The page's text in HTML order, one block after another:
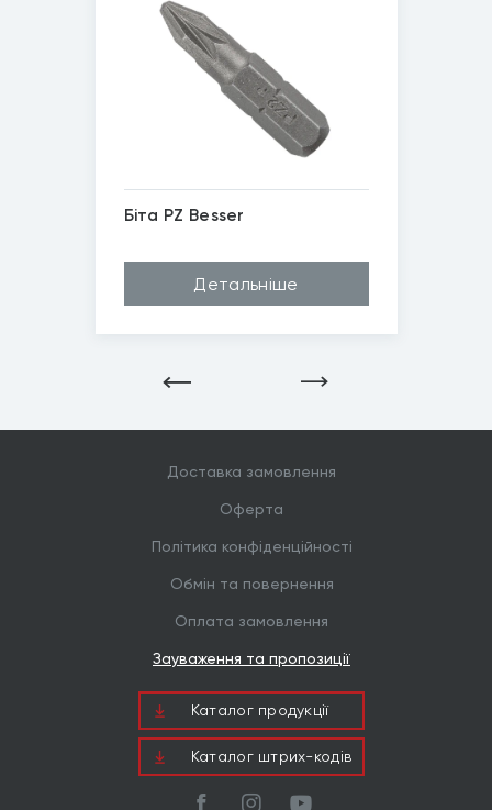
Біта PZ Besser
Довжина (A...
25мм
Бренд
BESSER
*
Зображені фото є...
Детальніше
Доставка замовлення
Оферта
Політика конфіденційності
Обмін та повернення
Оплата замовлення
Зауваження та пропозиції
Каталог продукцiї
Каталог штрих-кодів